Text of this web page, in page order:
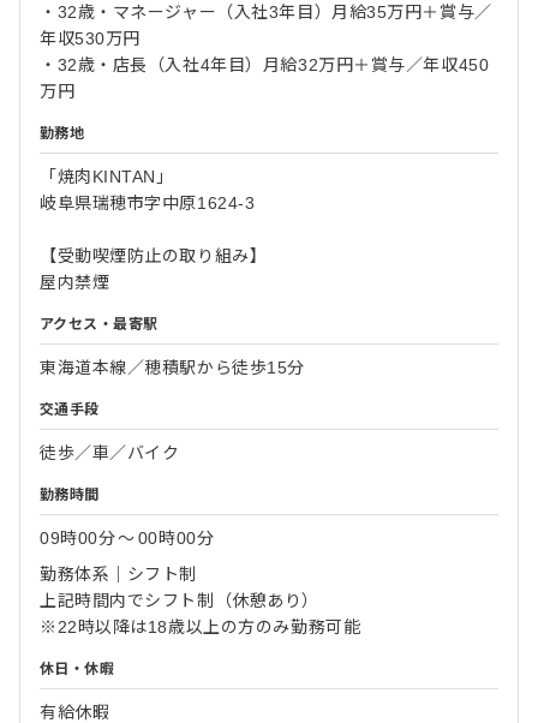
・32歳・マネージャー（入社3年目）月給35万円＋賞与／
年収530万円
・32歳・店長（入社4年目）月給32万円＋賞与／年収450
万円
勤務地
「焼肉KINTAN」
岐阜県瑞穂市字中原1624-3
【受動喫煙防止の取り組み】
屋内禁煙
アクセス・最寄駅
東海道本線／穂積駅から徒歩15分
交通手段
徒歩／車／バイク
勤務時間
09時00分〜00時00分
勤務体系｜シフト制
上記時間内でシフト制（休憩あり）
※22時以降は18歳以上の方のみ勤務可能
休日・休暇
有給休暇